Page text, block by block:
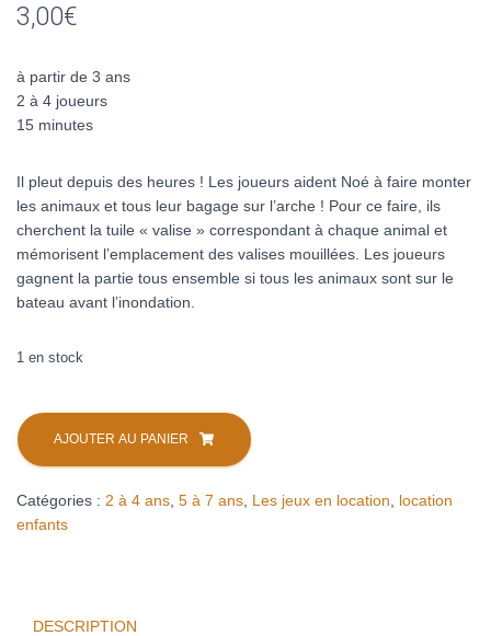
3,00€
à partir de 3 ans
2 à 4 joueurs
15 minutes
Il pleut depuis des heures ! Les joueurs aident Noé à faire monter
les animaux et tous leur bagage sur l’arche ! Pour ce faire, ils
cherchent la tuile « valise » correspondant à chaque animal et
mémorisent l’emplacement des valises mouillées. Les joueurs
gagnent la partie tous ensemble si tous les animaux sont sur le
bateau avant l’inondation.
1 en stock
quantité
de
Tous
l'arche
!
AJOUTER AU PANIER
Catégories : 2 à 4 ans 5 à 7 ans Les jeux en location
location
enfants
DESCRIPTION